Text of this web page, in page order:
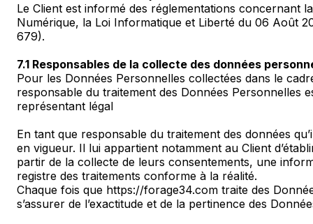
Le Client est informé des réglementations concernant
Numérique, la Loi Informatique et Liberté du 06 Août
679).
7.1 Responsables de la collecte des données
Pour les Données Personnelles collectées dans le
responsable du traitement des Données Personnelles
représentant légal
En tant que responsable du traitement des données
en vigueur. Il lui appartient notamment au Client
partir de la collecte de leurs consentements, une
registre des traitements conforme à la réalité.
Chaque fois que https://forage34.com traite des
s’assurer de l’exactitude et de la pertinence des